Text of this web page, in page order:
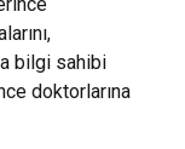
bilgi sahibi
doktorlarına